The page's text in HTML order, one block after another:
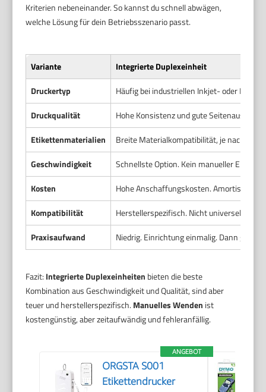
Kriterien nebeneinander. So kannst du schnell abwägen,
welche Lösung für dein Betriebsszenario passt.
Variante
Integrierte Duplexeinheit
Druckertyp
Häufig bei industriellen Inkjet- oder
Druckqualität
Hohe Konsistenz und gute
Etikettenmaterialien
Breite Materialkompatibilität, je nach
Geschwindigkeit
Schnellste Option. Kein manueller
Kosten
Hohe Anschaffungskosten. Amortisation
Kompatibilität
Herstellerspezifisch. Nicht universell
Praxisaufwand
Niedrig. Einrichtung einmalig. Dann
Fazit: Integrierte Duplexeinheiten bieten die beste
Kombination aus Geschwindigkeit und Qualität, sind aber
teuer und herstellerspezifisch. Manuelles Wenden ist
kostengünstig, aber zeitaufwändig und fehleranfällig.
ANGEBOT
ORGSTA S001
Etikettendrucker